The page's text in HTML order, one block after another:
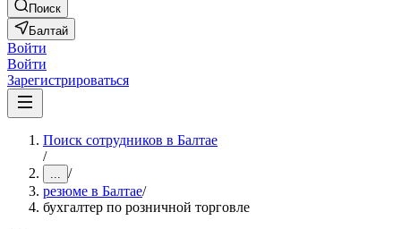
Поиск
Балтай
Войти
Войти
Зарегистрироваться
Поиск сотрудников в Балтае
/
... /
резюме в Балтае/
бухгалтер по розничной торговле